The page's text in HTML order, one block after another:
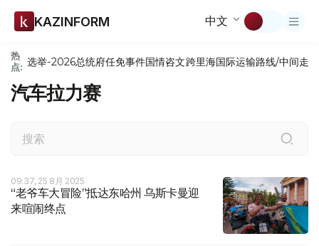
KAZINFORM 中文
热
点: 选举-2026总统府任免事件国情咨文跨里海国际运输路线/中间走廊
汽车拉力赛
09:37, 25 8月 2025
“老爷车大冒险”抵达东哈州 乌斯卡曼迎
来喧闹终点